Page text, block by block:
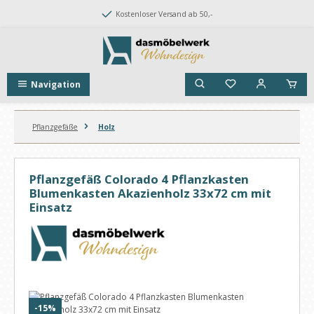
Zum Hauptinhalt springenKostenloser Versand ab 50,-
Navigation
Pflanzgefäße Holz
Pflanzgefäß Colorado 4 Pflanzkasten
Blumenkasten Akazienholz 33x72 cm mit
Einsatz
Bildergalerie überspringen
-15% Rabatt